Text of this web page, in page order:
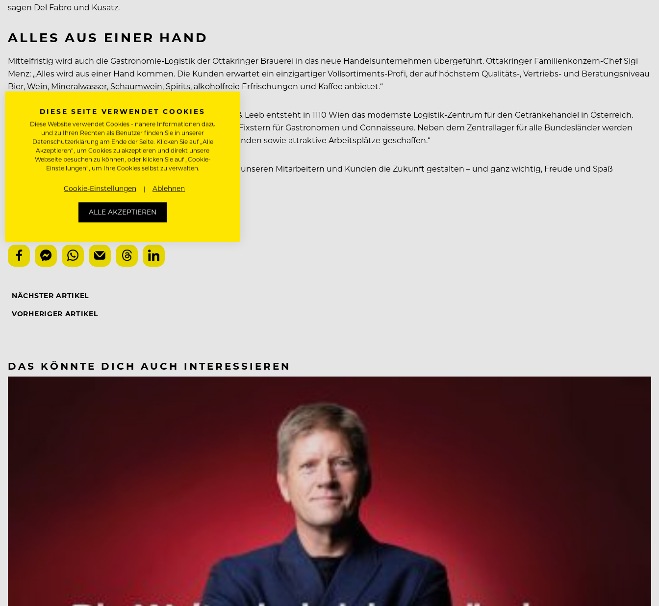
sagen Del Fabro und Kusatz.
ALLES AUS EINER HAND
Mittelfristig wird auch die Gastronomie-Logistik der Ottakringer Brauerei in das neue Handelsunternehmen übergeführt. Ottakringer Familienkonzern-Chef Sigi
Menz: „Alles wird aus einer Hand kommen. Die Kunden erwartet ein einzigartiger Vollsortiments-Profi, der auf höchstem Qualitäts-, Vertriebs- und Beratungsniveau
Bier, Wein, Mineralwasser, Schaumwein, Spirits, alkoholfreie Erfrischungen und Kaffee anbietet.“
Im Zuge der Zusammenlegung von Del Fabro und Kolarik & Leeb entsteht in 1110 Wien das modernste Logistik-Zentrum für den Getränkehandel in Österreich.
Franz Del Fabro: „Das neue gemeinsame Zuhause wird ein Fixstern für Gastronomen und Connaisseure. Neben dem Zentrallager für alle Bundesländer werden
darin modernste Verkaufs- und Verkostungsflächen Platz finden sowie attraktive Arbeitsplätze geschaffen.“
Del Fabro und Kusatz unisono: „Wir wollen gemeinsam mit unseren Mitarbeitern und Kunden die Zukunft gestalten – und ganz wichtig, Freude und Spaß
www.kolarik-leeb.at
NÄCHSTER ARTIKEL
VORHERIGER ARTIKEL
DAS KÖNNTE DICH AUCH INTERESSIEREN
DIESE SEITE VERWENDET COOKIES
Diese Website verwendet Cookies - nähere Informationen dazu
und zu Ihren Rechten als Benutzer finden Sie in unserer
Datenschutzerklärung am Ende der Seite. Klicken Sie auf „Alle
Akzeptieren“, um Cookies zu akzeptieren und direkt unsere
Webseite besuchen zu können, oder klicken Sie auf „Cookie-
Einstellungen“, um Ihre Cookies selbst zu verwalten.
Cookie-Einstellungen Ablehnen
ALLE AKZEPTIEREN